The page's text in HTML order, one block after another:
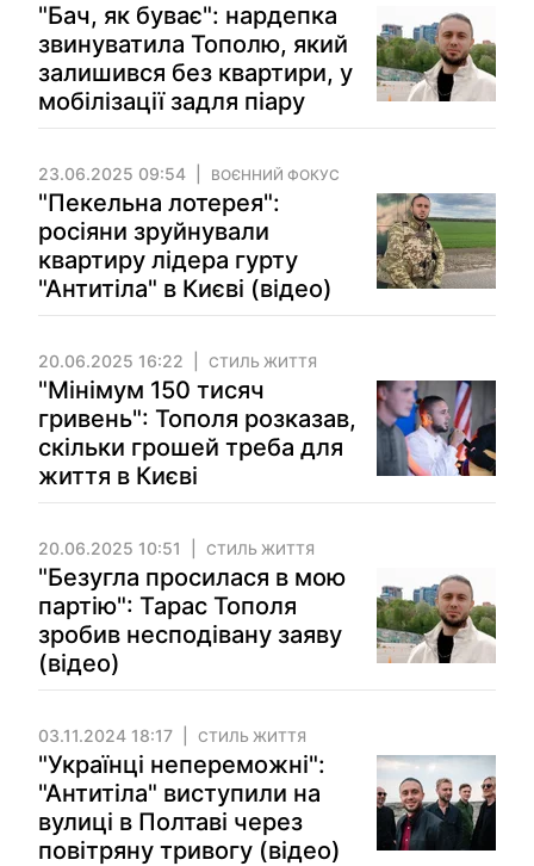
"Бач, як буває": нардепка
звинуватила Тополю, який
залишився без квартири, у
мобілізації задля піару
23.06.2025 09:54 ВОЄННИЙ ФОКУС
"Пекельна лотерея":
росіяни зруйнували
квартиру лідера гурту
"Антитіла" в Києві (відео)
20.06.2025 16:22 СТИЛЬ ЖИТТЯ
"Мінімум 150 тисяч
гривень": Тополя розказав,
скільки грошей треба для
життя в Києві
20.06.2025 10:51 СТИЛЬ ЖИТТЯ
"Безугла просилася в мою
партію": Тарас Тополя
зробив несподівану заяву
(відео)
03.11.2024 18:17 СТИЛЬ ЖИТТЯ
"Українці непереможні":
"Антитіла" виступили на
вулиці в Полтаві через
повітряну тривогу (відео)